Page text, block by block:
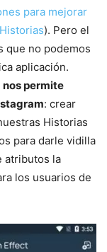
para mejorar
Historias). Pero el
que no podemos
aplicación.
nos permite
: crear
Historias
para darle vidilla
atributos la
los usuarios de